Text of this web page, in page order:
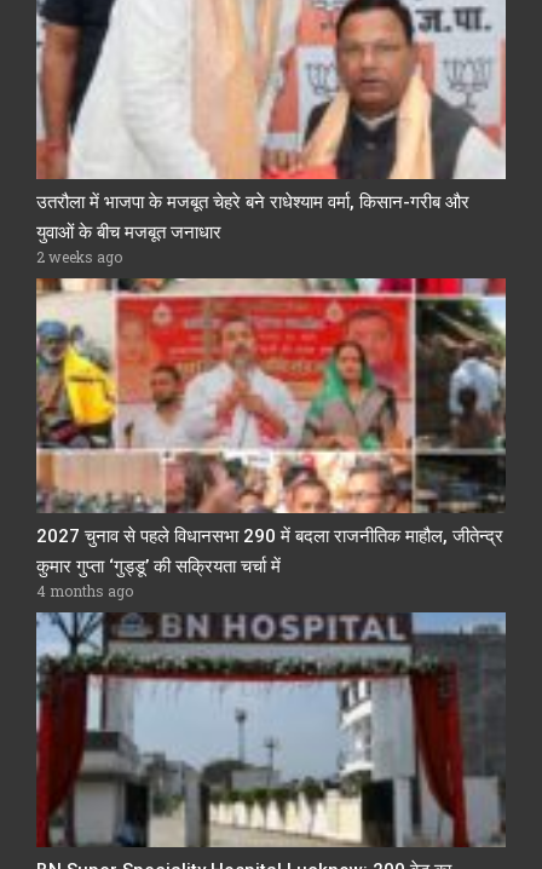
उतरौला में भाजपा के मजबूत चेहरे बने राधेश्याम वर्मा, किसान-गरीब और
युवाओं के बीच मजबूत जनाधार
2 weeks ago
2027 चुनाव से पहले विधानसभा 290 में बदला राजनीतिक माहौल, जीतेन्द्र
कुमार गुप्ता ‘गुड्डू’ की सक्रियता चर्चा में
4 months ago